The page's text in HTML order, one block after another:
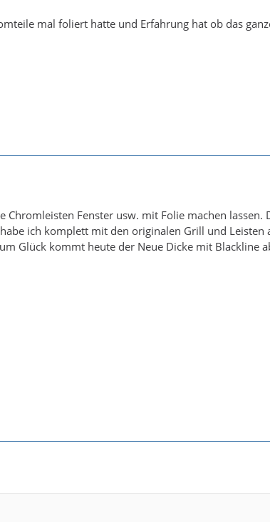
mal foliert hatte und Erfahrung hat ob das
Fenster usw. mit Folie machen lassen.
ich komplett mit den originalen Grill und
Glück kommt heute der Neue Dicke mit Blackline